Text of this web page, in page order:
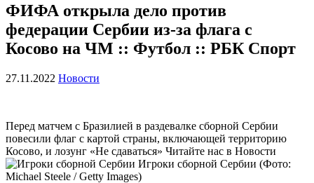
ФИФА открыла дело против
федерации Сербии из-за флага с
Косово на ЧМ :: Футбол :: РБК Спорт
27.11.2022 Новости
Перед матчем с Бразилией в раздевалке сборной Сербии
повесили флаг с картой страны, включающей территорию
Косово, и лозунг «Не сдаваться» Читайте нас в Новости
Игроки сборной Сербии (Фото:
Michael Steele / Getty Images)